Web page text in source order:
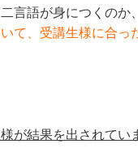
言語が身につくのか
て、受講生様に合っ
が結果を出されてい